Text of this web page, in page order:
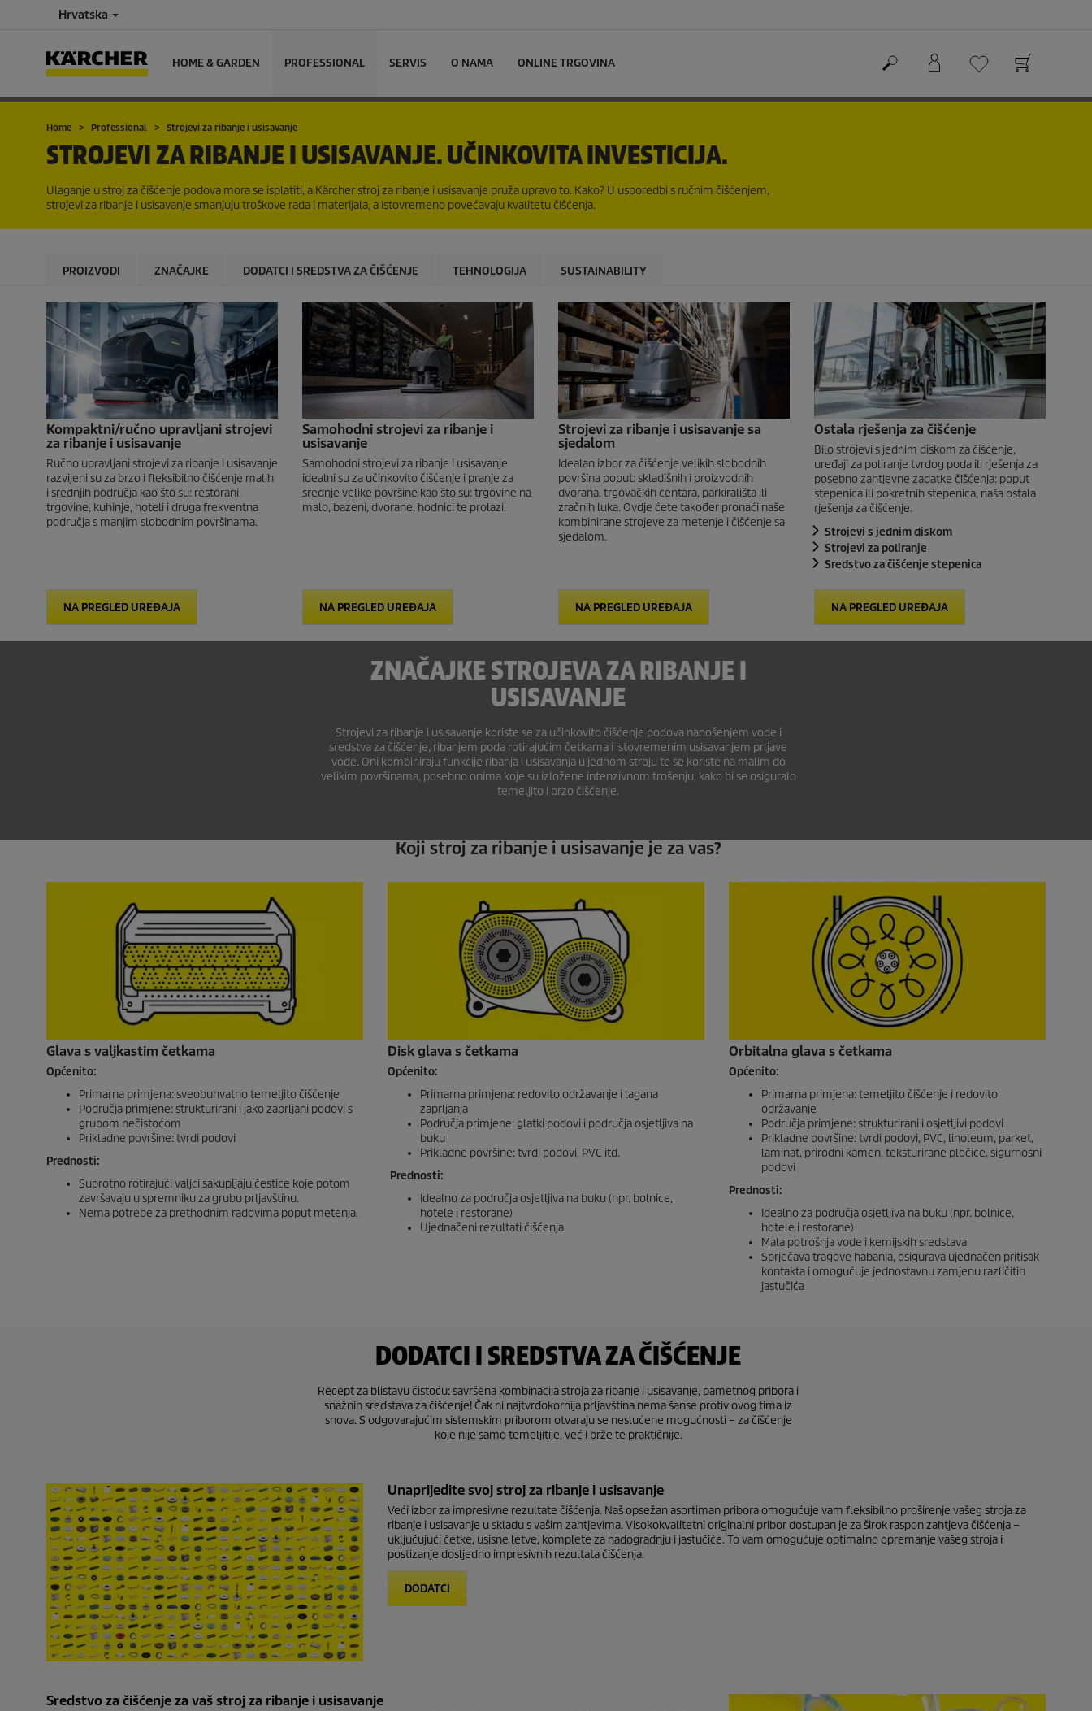
Hrvatska
HOME & GARDEN PROFESSIONAL SERVIS O NAMA ONLINE TRGOVINA
Home Professional Strojevi za ribanje i usisavanje
STROJEVI ZA RIBANJE I USISAVANJE. UČINKOVITA INVESTICIJA.
Ulaganje u stroj za čišćenje podova mora se isplatiti, a Kärcher stroj za ribanje i usisavanje pruža upravo to. Kako? U usporedbi s ručnim čišćenjem,
strojevi za ribanje i usisavanje smanjuju troškove rada i materijala, a istovremeno povećavaju kvalitetu čišćenja.
PROIZVODI ZNAČAJKE DODATCI I SREDSTVA ZA ČIŠĆENJE TEHNOLOGIJA SUSTAINABILITY
Kompaktni/ručno upravljani strojevi
za ribanje i usisavanje
Ručno upravljani strojevi za ribanje i usisavanje
razvijeni su za brzo i fleksibilno čišćenje malih
i srednjih područja kao što su: restorani,
trgovine, kuhinje, hoteli i druga frekventna
područja s manjim slobodnim površinama.
NA PREGLED UREĐAJA
Samohodni strojevi za ribanje i
usisavanje
Samohodni strojevi za ribanje i usisavanje
idealni su za učinkovito čišćenje i pranje za
srednje velike površine kao što su: trgovine na
malo, bazeni, dvorane, hodnici te prolazi.
NA PREGLED UREĐAJA
Strojevi za ribanje i usisavanje sa
sjedalom
Idealan izbor za čišćenje velikih slobodnih
površina poput: skladišnih i proizvodnih
dvorana, trgovačkih centara, parkirališta ili
zračnih luka. Ovdje ćete također pronaći naše
kombinirane strojeve za metenje i čišćenje sa
sjedalom.
NA PREGLED UREĐAJA
Ostala rješenja za čišćenje
Bilo strojevi s jednim diskom za čišćenje,
uređaji za poliranje tvrdog poda ili rješenja za
posebno zahtjevne zadatke čišćenja: poput
stepenica ili pokretnih stepenica, naša ostala
rješenja za čišćenje.
Strojevi s jednim diskom
Strojevi za poliranje
Sredstvo za čišćenje stepenica
NA PREGLED UREĐAJA
ZNAČAJKE STROJEVA ZA RIBANJE I
USISAVANJE
Strojevi za ribanje i usisavanje koriste se za učinkovito čišćenje podova nanošenjem vode i
sredstva za čišćenje, ribanjem poda rotirajućim četkama i istovremenim usisavanjem prljave
vode. Oni kombiniraju funkcije ribanja i usisavanja u jednom stroju te se koriste na malim do
velikim površinama, posebno onima koje su izložene intenzivnom trošenju, kako bi se osiguralo
temeljito i brzo čišćenje.
Koji stroj za ribanje i usisavanje je za vas?
Glava s valjkastim četkama
Općenito:
Primarna primjena: sveobuhvatno temeljito čišćenje
Područja primjene: strukturirani i jako zaprljani podovi s
grubom nečistoćom
Prikladne površine: tvrdi podovi
Prednosti:
Suprotno rotirajući valjci sakupljaju čestice koje potom
završavaju u spremniku za grubu prljavštinu.
Nema potrebe za prethodnim radovima poput metenja.
Disk glava s četkama
Općenito:
Primarna primjena: redovito održavanje i lagana
zaprljanja
Područja primjene: glatki podovi i područja osjetljiva na
buku
Prikladne površine: tvrdi podovi, PVC itd.
Prednosti:
Idealno za područja osjetljiva na buku (npr. bolnice,
hotele i restorane)
Ujednačeni rezultati čišćenja
Orbitalna glava s četkama
Općenito:
Primarna primjena: temeljito čišćenje i redovito
održavanje
Područja primjene: strukturirani i osjetljivi podovi
Prikladne površine: tvrdi podovi, PVC, linoleum, parket,
laminat, prirodni kamen, teksturirane pločice, sigurnosni
podovi
Prednosti:
Idealno za područja osjetljiva na buku (npr. bolnice,
hotele i restorane)
Mala potrošnja vode i kemijskih sredstava
Sprječava tragove habanja, osigurava ujednačen pritisak
kontakta i omogućuje jednostavnu zamjenu različitih
jastučića
DODATCI I SREDSTVA ZA ČIŠĆENJE
Recept za blistavu čistoću: savršena kombinacija stroja za ribanje i usisavanje, pametnog pribora i
snažnih sredstava za čišćenje! Čak ni najtvrdokornija prljavština nema šanse protiv ovog tima iz
snova. S odgovarajućim sistemskim priborom otvaraju se neslućene mogućnosti – za čišćenje
koje nije samo temeljitije, već i brže te praktičnije.
Unaprijedite svoj stroj za ribanje i usisavanje
Veći izbor za impresivne rezultate čišćenja. Naš opsežan asortiman pribora omogućuje vam fleksibilno proširenje vašeg stroja za
ribanje i usisavanje u skladu s vašim zahtjevima. Visokokvalitetni originalni pribor dostupan je za širok raspon zahtjeva čišćenja –
uključujući četke, usisne letve, komplete za nadogradnju i jastučiće. To vam omogućuje optimalno opremanje vašeg stroja i
postizanje dosljedno impresivnih rezultata čišćenja.
DODATCI
Sredstvo za čišćenje za vaš stroj za ribanje i usisavanje